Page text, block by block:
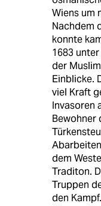
Wiens um
Nachdem
konnte
1683
der
Einblicke.
viel Kraft
Invasoren
Bewohner
dem
Traditon.
Truppen
den